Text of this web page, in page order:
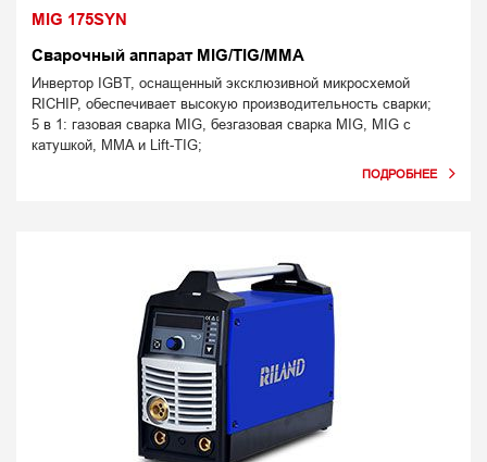
MIG 175SYN
Сварочный аппарат MIG/TIG/MMA
Инвертор IGBT, оснащенный эксклюзивной микросхемой
RICHIP, обеспечивает высокую производительность сварки;
5 в 1: газовая сварка MIG, безгазовая сварка MIG, MIG с
катушкой, MMA и Lift-TIG;